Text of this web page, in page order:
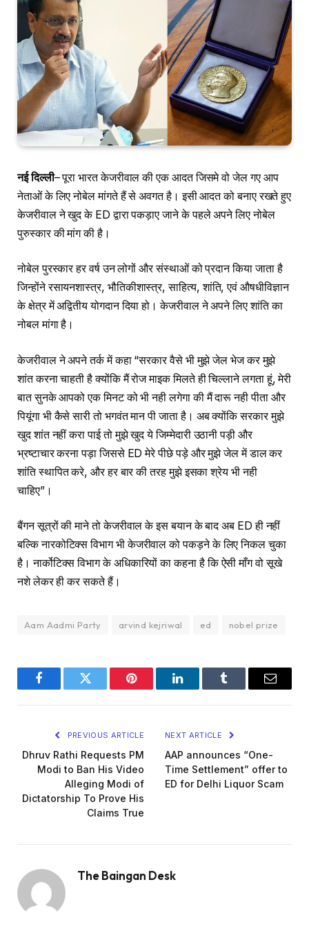
नई दिल्ली– पूरा भारत केजरीवाल की एक आदत जिसमे वो जेल गए आप
नेताओं के लिए नोबेल मांगते हैं से अवगत है। इसी आदत को बनाए रखते हुए
केजरीवाल ने खुद के ED द्वारा पकड़ाए जाने के पहले अपने लिए नोबेल
पुरुस्कार की मांग की है।
नोबेल पुरस्कार हर वर्ष उन लोगों और संस्थाओं को प्रदान किया जाता है
जिन्होंने रसायनशास्त्र, भौतिकीशास्त्र, साहित्य, शांति, एवं औषधीविज्ञान
के क्षेत्र में अद्वितीय योगदान दिया हो। केजरीवाल ने अपने लिए शांति का
नोबल मांगा है।
केजरीवाल ने अपने तर्क में कहा “सरकार वैसे भी मुझे जेल भेज कर मुझे
शांत करना चाहती है क्योंकि मैं रोज माइक मिलते ही चिल्लाने लगता हूं, मेरी
बात सुनके आपको एक मिनट को भी नही लगेगा की मैं दारू नही पीता और
पियूंगा भी कैसे सारी तो भगवंत मान पी जाता है। अब क्योंकि सरकार मुझे
खुद शांत नहीं करा पाई तो मुझे खुद ये जिम्मेदारी उठानी पड़ी और
भ्रष्टाचार करना पड़ा जिससे ED मेरे पीछे पड़े और मुझे जेल में डाल कर
शांति स्थापित करे, और हर बार की तरह मुझे इसका श्रेय भी नही
चाहिए”।
बैंगन सूत्रों की माने तो केजरीवाल के इस बयान के बाद अब ED ही नहीं
बल्कि नारकोटिक्स विभाग भी केजरीवाल को पकड़ने के लिए निकल चुका
है। नार्कोटिक्स विभाग के अधिकारियों का कहना है कि ऐसी माँग वो सूखे
नशे लेकर ही कर सकते हैं।
Aam Aadmi Party arvind kejriwal ed nobel prize
FacebookTwitter Pinterest LinkedInTumblr Email
PREVIOUS ARTICLE
Dhruv Rathi Requests PM
Modi to Ban His Video
Alleging Modi of
Dictatorship To Prove His
Claims True
NEXT ARTICLE
AAP announces “One-
Time Settlement” offer to
ED for Delhi Liquor Scam
The Baingan Desk